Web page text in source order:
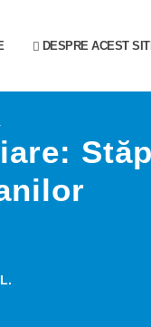
DESPRE ACEST